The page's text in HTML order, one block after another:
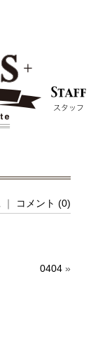
｜ コメント (0)
0404 »